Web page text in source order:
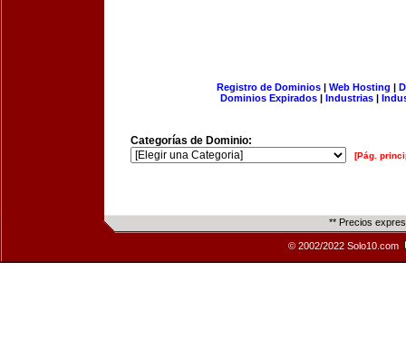
Registro de Dominios| Web Hosting |
Dominios Expirados | Industrias |
Categorías de Dominio:
[Pág.
** Precios
© 2002/2022 Solo10.com